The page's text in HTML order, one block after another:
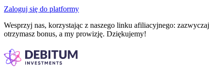
Zaloguj się do platformy
Wesprzyj nas, korzystając z naszego linku afiliacyjnego: zazwyczaj
otrzymasz bonus, a my prowizję. Dziękujemy!